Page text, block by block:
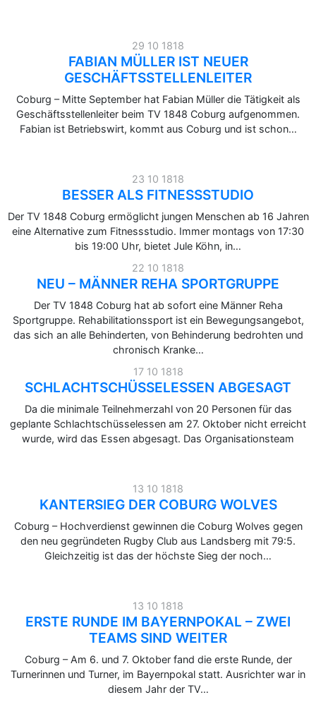
29 10 1818
FABIAN MÜLLER IST NEUER
GESCHÄFTSSTELLENLEITER
Coburg – Mitte September hat Fabian Müller die Tätigkeit als
Geschäftsstellenleiter beim TV 1848 Coburg aufgenommen.
Fabian ist Betriebswirt, kommt aus Coburg und ist schon…
23 10 1818
BESSER ALS FITNESSSTUDIO
Der TV 1848 Coburg ermöglicht jungen Menschen ab 16 Jahren
eine Alternative zum Fitnessstudio. Immer montags von 17:30
bis 19:00 Uhr, bietet Jule Köhn, in…
22 10 1818
NEU – MÄNNER REHA SPORTGRUPPE
Der TV 1848 Coburg hat ab sofort eine Männer Reha
Sportgruppe. Rehabilitationssport ist ein Bewegungsangebot,
das sich an alle Behinderten, von Behinderung bedrohten und
chronisch Kranke…
17 10 1818
SCHLACHTSCHÜSSELESSEN ABGESAGT
Da die minimale Teilnehmerzahl von 20 Personen für das
geplante Schlachtschüsselessen am 27. Oktober nicht erreicht
wurde, wird das Essen abgesagt. Das Organisationsteam
13 10 1818
KANTERSIEG DER COBURG WOLVES
Coburg – Hochverdienst gewinnen die Coburg Wolves gegen
den neu gegründeten Rugby Club aus Landsberg mit 79:5.
Gleichzeitig ist das der höchste Sieg der noch…
13 10 1818
ERSTE RUNDE IM BAYERNPOKAL – ZWEI
TEAMS SIND WEITER
Coburg – Am 6. und 7. Oktober fand die erste Runde, der
Turnerinnen und Turner, im Bayernpokal statt. Ausrichter war in
diesem Jahr der TV…